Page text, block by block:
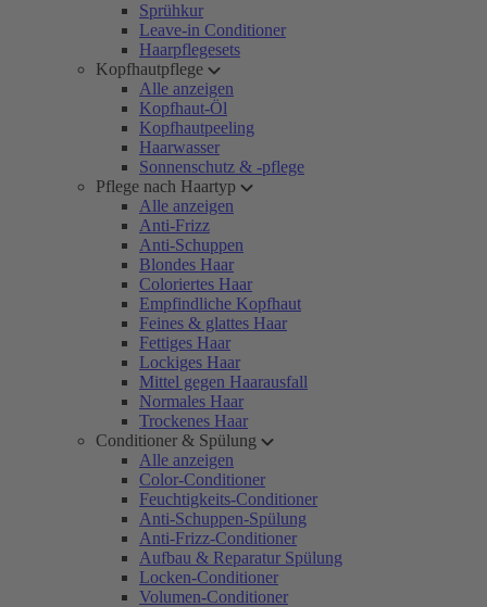
Sprühkur
Leave-in Conditioner
Haarpflegesets
Kopfhautpflege
Alle anzeigen
Kopfhaut-Öl
Kopfhautpeeling
Haarwasser
Sonnenschutz & -pflege
Pflege nach Haartyp
Alle anzeigen
Anti-Frizz
Anti-Schuppen
Blondes Haar
Coloriertes Haar
Empfindliche Kopfhaut
Feines & glattes Haar
Fettiges Haar
Lockiges Haar
Mittel gegen Haarausfall
Normales Haar
Trockenes Haar
Conditioner & Spülung
Alle anzeigen
Color-Conditioner
Feuchtigkeits-Conditioner
Anti-Schuppen-Spülung
Anti-Frizz-Conditioner
Aufbau & Reparatur Spülung
Locken-Conditioner
Volumen-Conditioner